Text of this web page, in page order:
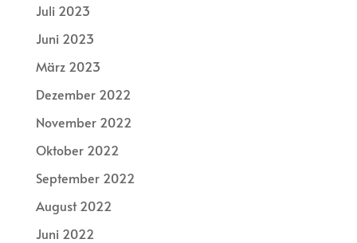
Juli 2023
Juni 2023
März 2023
Dezember 2022
November 2022
Oktober 2022
September 2022
August 2022
Juni 2022